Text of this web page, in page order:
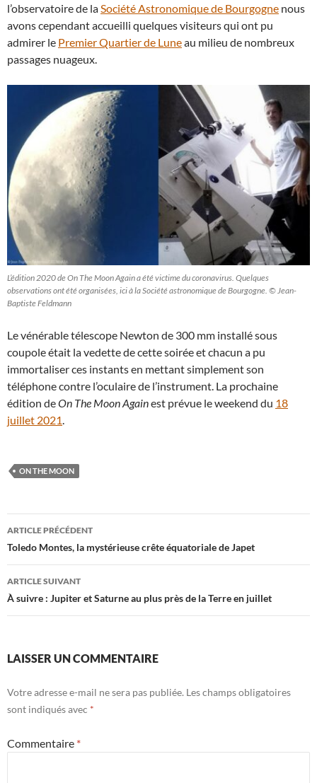
l’observatoire de la Société Astronomique de Bourgogne nous
avons cependant accueilli quelques visiteurs qui ont pu
admirer le Premier Quartier de Luneau milieu de nombreux
passages nuageux.
L’édition 2020 de On The Moon Again a été victime du coronavirus. Quelques
observations ont été organisées, ici à la Société astronomique de Bourgogne. © Jean-
Baptiste Feldmann
Le vénérable télescope Newton de 300 mm installé sous
coupole était la vedette de cette soirée et chacun a pu
immortaliser ces instants en mettant simplement son
téléphone contre l’oculaire de l’instrument. La prochaine
édition deOn The Moon Againest prévue le weekend du 18
juillet 2021
ON THE MOON
Navigation
des
articles
ARTICLE PRÉCÉDENT
Toledo Montes, la mystérieuse crête équatoriale de Japet
ARTICLE SUIVANT
À suivre : Jupiter et Saturne au plus près de la Terre en juillet
LAISSER UN COMMENTAIRE
Votre adresse e-mail ne sera pas publiée. Les champs obligatoires
sont indiqués avec *
Commentaire *